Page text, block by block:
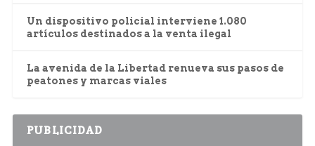
Un dispositivo policial interviene 1.080
artículos destinados a la venta ilegal
La avenida de la Libertad renueva sus pasos de
peatones y marcas viales
PUBLICIDAD